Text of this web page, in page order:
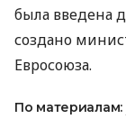
была введена
создано
Евросоюза.
По материалам: